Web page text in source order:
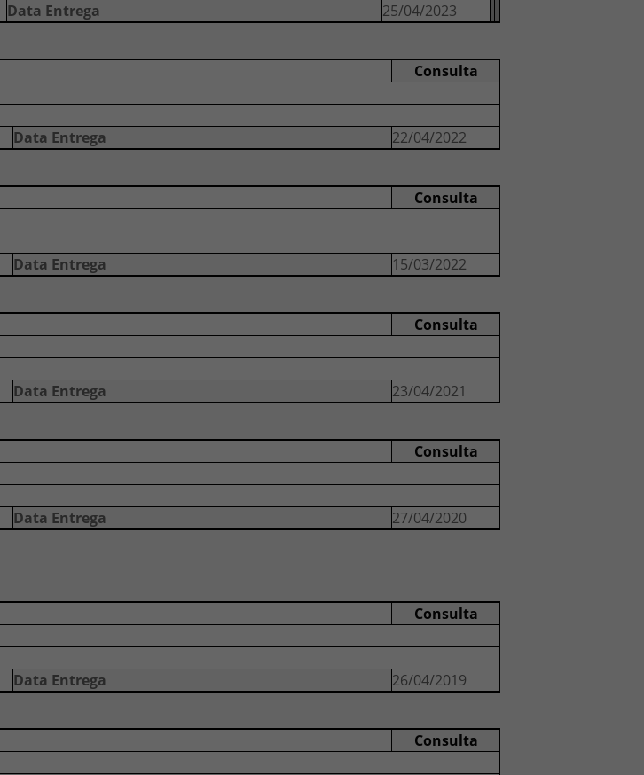
Data Entrega 25/04/2023
Consulta
Data Entrega 22/04/2022
Consulta
Data Entrega 15/03/2022
Consulta
Data Entrega 23/04/2021
Consulta
Data Entrega 27/04/2020
Consulta
Data Entrega 26/04/2019
Consulta